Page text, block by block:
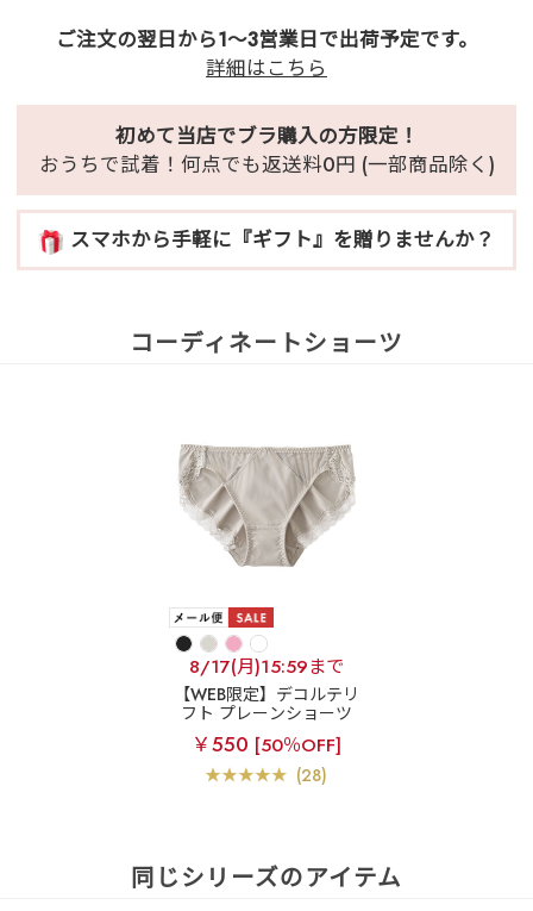
ご注文の翌日から1～3営業日で出荷予定です。
詳細はこちら
初めて当店でブラ購入の方限定！
おうちで試着！何点でも返送料0円 (一部商品除く)
スマホから手軽に『ギフト』を贈りませんか？
コーディネートショーツ
8/17(月)15:59まで
【WEB限定】デコルテリ
フト プレーンショーツ
￥550 [50％OFF]
(28)
同じシリーズのアイテム